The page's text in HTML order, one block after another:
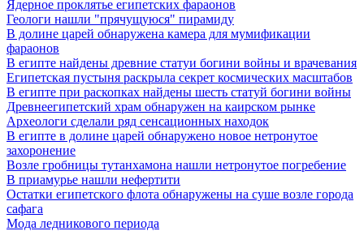
Ядерное проклятье египетских фараонов
Геологи нашли "прячущуюся" пирамиду
В долине царей обнаружена камера для мумификации
фараонов
В египте найдены древние статуи богини войны и врачевания
Египетская пустыня раскрыла секрет космических масштабов
В египте при раскопках найдены шесть статуй богини войны
Древнеегипетский храм обнаружен на каирском рынке
Археологи сделали ряд сенсационных находок
В египте в долине царей обнаружено новое нетронутое
захоронение
Возле гробницы тутанхамона нашли нетронутое погребение
В приамурье нашли нефертити
Остатки египетского флота обнаружены на суше возле города
сафага
Мода ледникового периода